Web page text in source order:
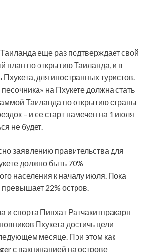
еще раз подтверждает свой
план по открытию Таиланда, и в
для иностранных туристов.
песочника» на Пхукете должна стать
Таиланда по открытию страны
– и ее старт намечен на 1 июля
не будет.
заявлению правительства для
должно быть 70%
населения к началу июля. Пока
превышает 22% остров.
и спорта Пипхат Ратчакитпракарн
Пхукета достичь цели
месяце. При этом как
с вакцинацией на острове